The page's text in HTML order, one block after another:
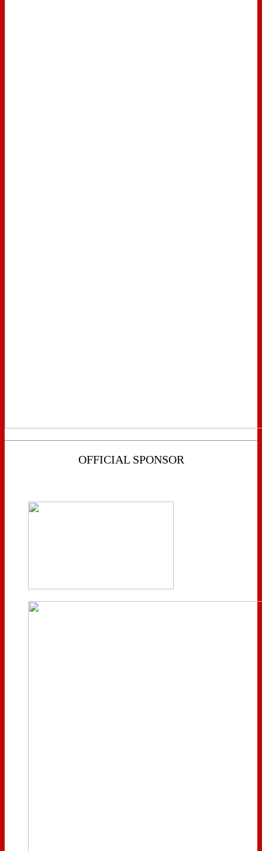
OFFICIAL SPONSOR